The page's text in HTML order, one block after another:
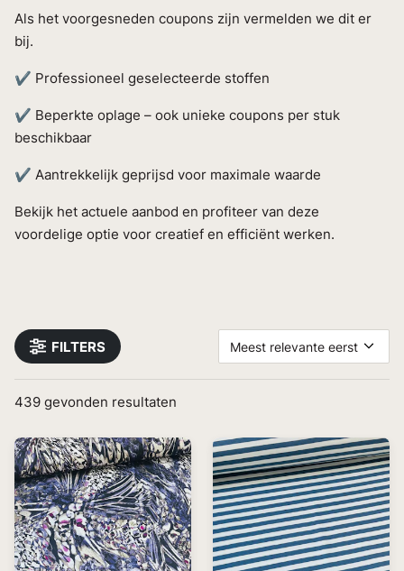
Als het voorgesneden coupons zijn vermelden we dit er
bij.
✔ Professioneel geselecteerde stoffen
✔ Beperkte oplage – ook unieke coupons per stuk
beschikbaar
✔ Aantrekkelijk geprijsd voor maximale waarde
Bekijk het actuele aanbod en profiteer van deze
voordelige optie voor creatief en efficiënt werken.
FILTERS Meest relevante eerst
439 gevonden resultaten